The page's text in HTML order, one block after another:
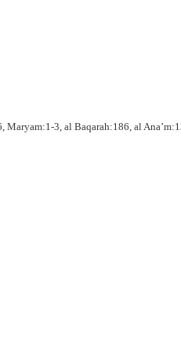
Maryam:1-3, al Baqarah:186, al